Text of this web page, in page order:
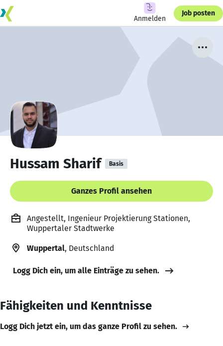
Anmelden
Job posten
Hussam Sharif Basis
Ganzes Profil ansehen
Angestellt, Ingenieur Projektierung Stationen,
Wuppertaler Stadtwerke
Wuppertal, Deutschland
Logg Dich ein, um alle Einträge zu sehen.
Fähigkeiten und Kenntnisse
Logg Dich jetzt ein, um das ganze Profil zu sehen.